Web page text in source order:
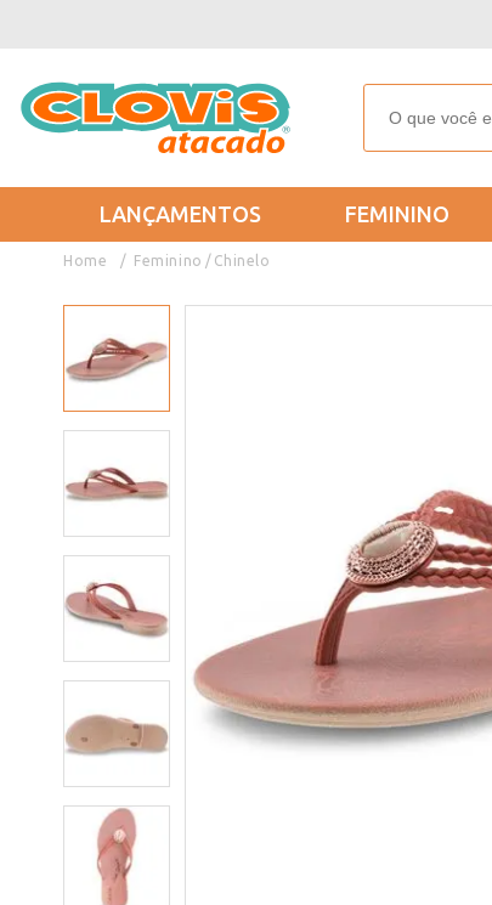
LANÇAMENTOS FEMININO
Feminino Chinelo